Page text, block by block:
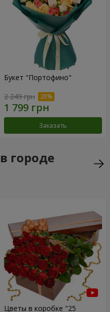
Букет "Портофино"
2 249 грн
Заказать
городе
Цветы в коробке "25